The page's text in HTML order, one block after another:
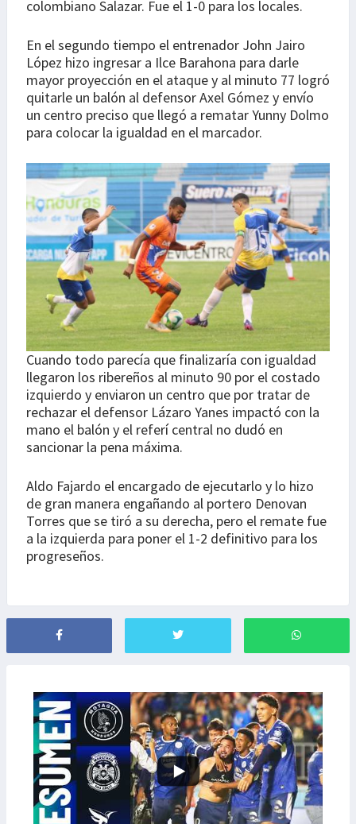
colombiano Salazar. Fue el 1-0 para los locales.
En el segundo tiempo el entrenador John Jairo
López hizo ingresar a Ilce Barahona para darle
mayor proyección en el ataque y al minuto 77 logró
quitarle un balón al defensor Axel Gómez y envío
un centro preciso que llegó a rematar Yunny Dolmo
para colocar la igualdad en el marcador.
Cuando todo parecía que finalizaría con igualdad
llegaron los ribereños al minuto 90 por el costado
izquierdo y enviaron un centro que por tratar de
rechazar el defensor Lázaro Yanes impactó con la
mano el balón y el referí central no dudó en
sancionar la pena máxima.
Aldo Fajardo el encargado de ejecutarlo y lo hizo
de gran manera engañando al portero Denovan
Torres que se tiró a su derecha, pero el remate fue
a la izquierda para poner el 1-2 definitivo para los
progreseños.